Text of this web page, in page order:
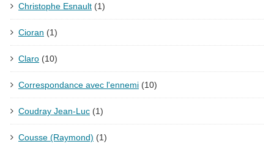
Christophe Esnault (1)
Cioran (1)
Claro (10)
Correspondance avec l'ennemi (10)
Coudray Jean-Luc (1)
Cousse (Raymond) (1)